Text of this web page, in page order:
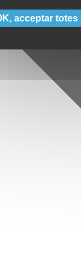
acceptar totes